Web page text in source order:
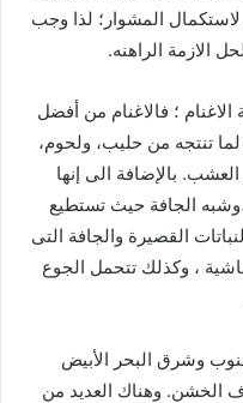
المشوار؛ لذا وجب
الازمة الراهنه.
الاغنام ؛ فالاغنام من أفضل
لما تنتجه من حليب، ولحوم،
بالإضافة الى إنها
الجافة حيث تستطيع
القصيرة والجافة التى
، وكذلك تتحمل الجوع
وشرق البحر الأبيض
الخشن. وهناك العديد من